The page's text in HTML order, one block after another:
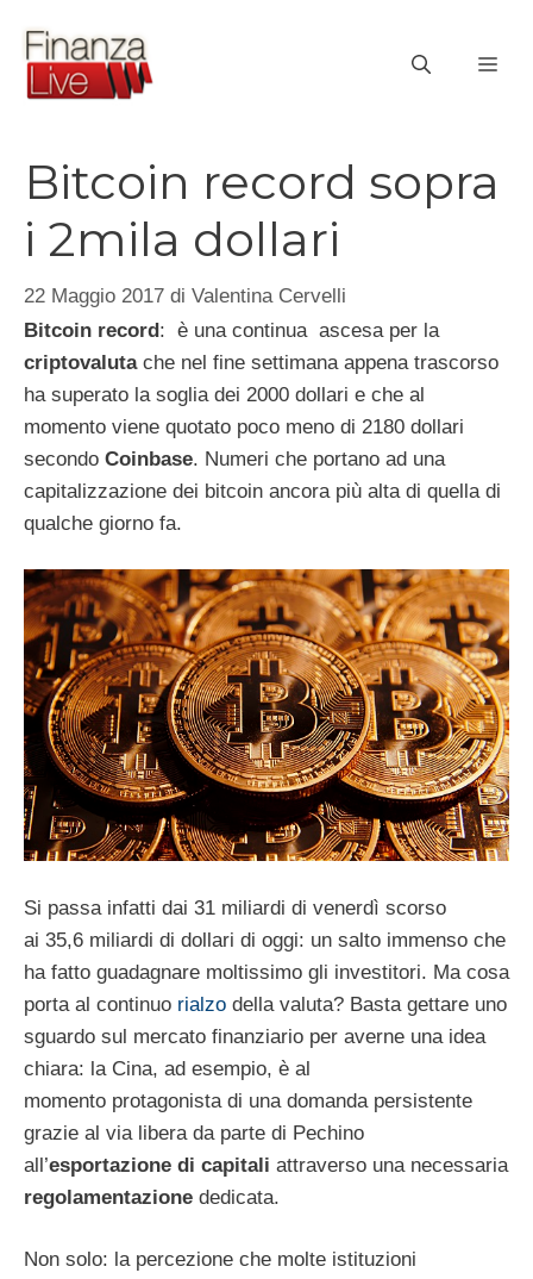
contenuto
Bitcoin record sopra
i 2mila dollari
22 Maggio 2017 di Valentina Cervelli
Bitcoin record: è una continua ascesa per la
criptovalutache nel fine settimana appena trascorso
ha superato la soglia dei 2000 dollari e che al
momento viene quotato poco meno di 2180 dollari
secondo Coinbase. Numeri che portano ad una
capitalizzazione dei bitcoin ancora più alta di quella di
qualche giorno fa.
Si passa infatti dai 31 miliardi di venerdì scorso
ai 35,6 miliardi di dollari di oggi: un salto immenso che
ha fatto guadagnare moltissimo gli investitori. Ma cosa
porta al continuo rialzo della valuta? Basta gettare uno
sguardo sul mercato finanziario per averne una idea
chiara: la Cina, ad esempio, è al
momento protagonista di una domanda persistente
grazie al via libera da parte di Pechino
all’esportazione di capitali attraverso una necessaria
regolamentazione dedicata.
Non solo: la percezione che molte istituzioni